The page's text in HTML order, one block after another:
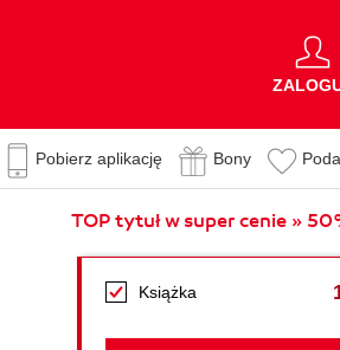
Pobierz aplikację Bony
TOP tytuł w super cenie »
Książka